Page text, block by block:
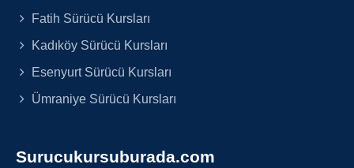
Fatih Sürücü Kursları
Kadıköy Sürücü Kursları
Esenyurt Sürücü Kursları
Ümraniye Sürücü Kursları
Surucukursuburada.com